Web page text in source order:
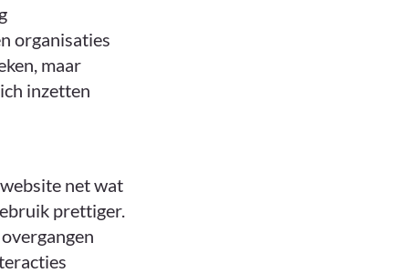
organisaties
maar
inzetten
net wat
prettiger.